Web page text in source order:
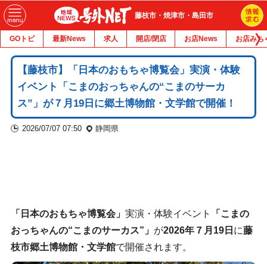
藤枝市・焼津市・島田市
GOトピ 最新News 求人 開店/閉店 お店News お店みち
【藤枝市】「日本のおもちゃ博覧会」実演・体験
イベント「こまのおっちゃんの“こまのサーカ
ス”」が７月19日に郷土博物館・文学館で開催！
2026/07/07 07:50 静岡県
「日本のおもちゃ博覧会」 実演・体験イベント
「こまの
おっちゃんの“こまのサーカス”」 が2026年７月19日 に藤
枝市郷土博物館・文学館で開催されます。